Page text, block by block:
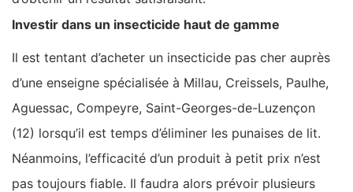
Investir dans un insecticide haut de gamme
Il est tentant d’acheter un insecticide pas cher auprès
d’une enseigne spécialisée à Millau, Creissels, Paulhe,
Aguessac, Compeyre, Saint-Georges-de-Luzençon
(12) lorsqu’il est temps d’éliminer les punaises de lit.
Néanmoins, l’efficacité d’un produit à petit prix n’est
pas toujours fiable. Il faudra alors prévoir plusieurs